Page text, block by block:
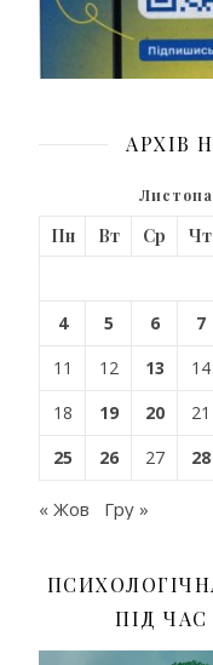
АРХІВ
Пн Вт Ср Чт
4
5 6 7
11
12 13 14
18
19 20 21
25
26 27 28
« Жов Гру »
ПІД